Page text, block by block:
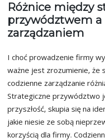
Różnice między
przywództwem
zarządzaniem
I choć prowadzenie firmy
ważne jest zrozumienie,
codzienne zarządzanie
Strategiczne przywództwo
przyszłość, skupia się na
jakie niesie ze sobą
korzyścią dla firmy.